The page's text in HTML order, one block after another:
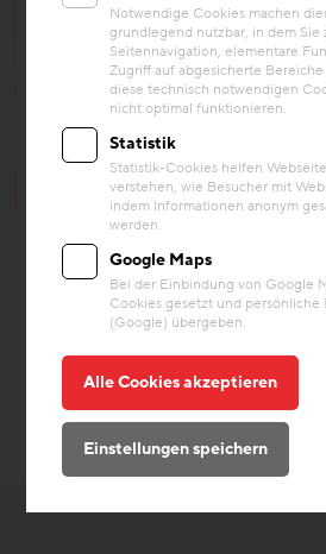
© Scheriau Photography
Notwendige Cookies machen
grundlegend nutzbar, in dem Sie
Seitennavigation, elementare
Zugriff auf abgesicherte
diese technisch notwendigen
nicht optimal funktionieren.
Statistik
Statistik-Cookies helfen
verstehen, wie Besucher mit
indem Informationen anonym
werden.
Google Maps
Bei der Einbindung von Google
Cookies gesetzt und persönliche
(Google) übergeben.
Alle Cookies akzeptieren
Einstellungen speichern